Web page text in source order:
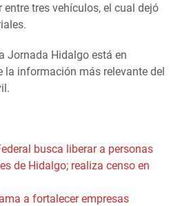
tres vehículos, el cual dejó
Jornada Hidalgo está en
la información más relevante del
busca liberar a personas
de Hidalgo; realiza censo en
a fortalecer empresas